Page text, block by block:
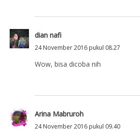
dian nafi
24 November 2016 pukul 08.27
Wow, bisa dicoba nih
Arina Mabruroh
24 November 2016 pukul 09.40